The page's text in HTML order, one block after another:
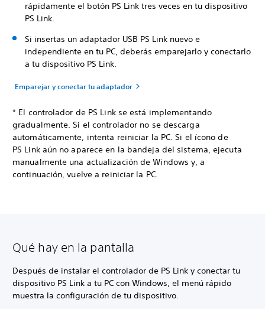
rápidamente el botón PS Link tres veces en tu dispositivo
PS Link.
Si insertas un adaptador USB PS Link nuevo e
independiente en tu PC, deberás emparejarlo y conectarlo
a tu dispositivo PS Link.
Emparejar y conectar tu adaptador
* El controlador de PS Link se está implementando
gradualmente. Si el controlador no se descarga
automáticamente, intenta reiniciar la PC. Si el ícono de
PS Link aún no aparece en la bandeja del sistema, ejecuta
manualmente una actualización de Windows y, a
continuación, vuelve a reiniciar la PC.
Qué hay en la pantalla
Después de instalar el controlador de PS Link y conectar tu
dispositivo PS Link a tu PC con Windows, el menú rápido
muestra la configuración de tu dispositivo.